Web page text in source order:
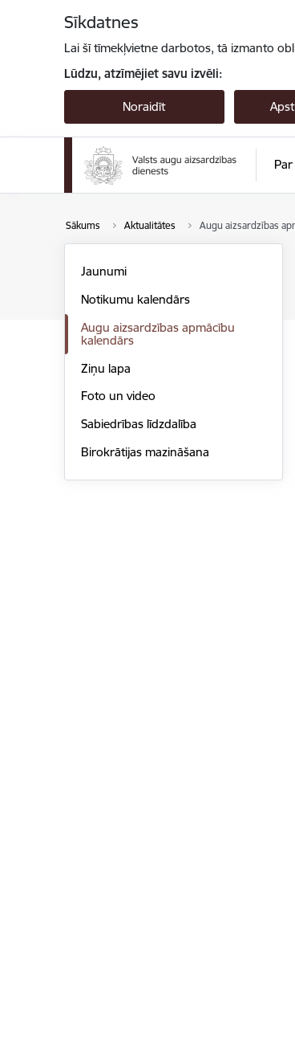
Sīkdatnes
Lai šī tīmekļvietne darbotos, tā izmanto
Lūdzu, atzīmējiet savu izvēli:
Noraidīt
Sākums Aktualitātes Augu aizsardzības
Jaunumi
Notikumu kalendārs
Augu aizsardzības apmācību
kalendārs
Ziņu lapa
Foto un video
Sabiedrības līdzdalība
Birokrātijas mazināšana